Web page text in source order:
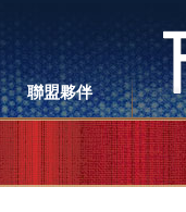
聯盟夥伴